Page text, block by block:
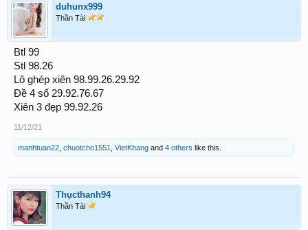
duhunx999
Thần Tài
Btl 99
Stl 98.26
Lô ghép xiên 98.99.26.29.92
Đề 4 số 29.92.76.67
Xiên 3 đẹp 99.92.26
11/12/21
manhtuan22 chuotcho1551 VietKhang and 4 others like this.
Thụcthanh94
Thần Tài